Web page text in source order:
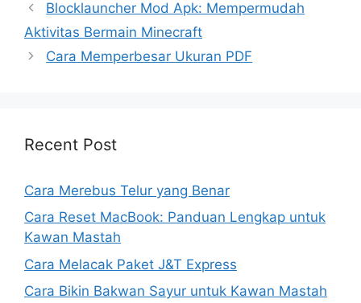
Blocklauncher Mod Apk: Mempermudah
Aktivitas Bermain Minecraft
Cara Memperbesar Ukuran PDF
Recent Post
Cara Merebus Telur yang Benar
Cara Reset MacBook: Panduan Lengkap untuk
Kawan Mastah
Cara Melacak Paket J&T Express
Cara Bikin Bakwan Sayur untuk Kawan Mastah